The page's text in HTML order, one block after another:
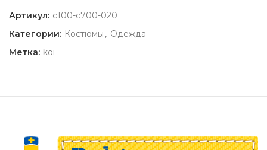
Артикул: c100-c700-020
Категории: Костюмы , Одежда
Метка: koi